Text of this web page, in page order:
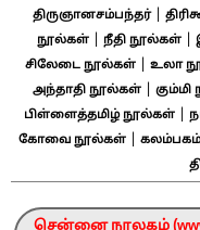
திருஞானசம்பந்தர்|
நூல்கள்
நீதி நூல்கள்
சிலேடை நூல்கள் உலா
அந்தாதி நூல்கள்|
பிள்ளைத்தமிழ் நூல்கள்|
கோவை நூல்கள்